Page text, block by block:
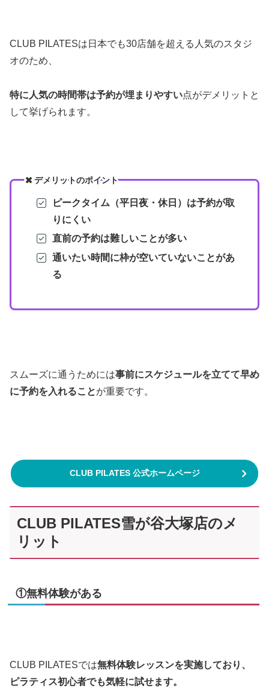
CLUB PILATESは日本でも30店舗を超える人気のスタジ
オのため、
特に人気の時間帯は予約が埋まりやすい点がデメリットと
して挙げられます。
デメリットのポイント
ピークタイム（平日夜・休日）は予約が取
りにくい
直前の予約は難しいことが多い
通いたい時間に枠が空いていないことがあ
る
スムーズに通うためには事前にスケジュールを立てて早め
に予約を入れることが重要です。
CLUB PILATES 公式ホームページ
CLUB PILATES雪が谷大塚店のメ
リット
①無料体験がある
CLUB PILATESでは無料体験レッスンを実施しており、
ピラティス初心者でも気軽に試せます。